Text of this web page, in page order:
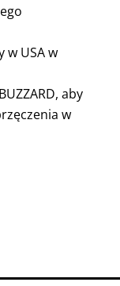
USA w
aby
w